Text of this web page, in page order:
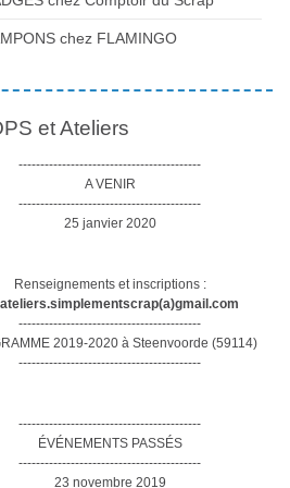
chez FLAMINGO
et Ateliers
------------------------------------------
A VENIR
------------------------------------------
25 janvier 2020
Renseignements et inscriptions :
------------------------------------------
2019-2020 à Steenvoorde (59114)
------------------------------------------
------------------------------------------
ÉVÉNEMENTS PASSÉS
------------------------------------------
23 novembre 2019